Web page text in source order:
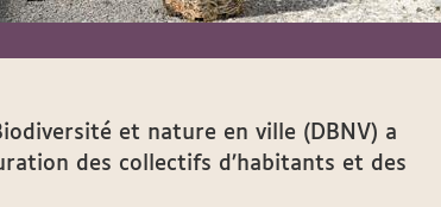
et nature en ville (DBNV) a
des collectifs d’habitants et des